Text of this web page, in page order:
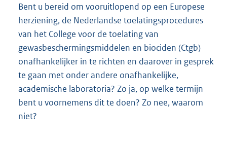
Bent u bereid om vooruitlopend op een Europese
herziening, de Nederlandse toelatingsprocedures
van het College voor de toelating van
gewasbeschermingsmiddelen en biociden (Ctgb)
onafhankelijker in te richten en daarover in gesprek
te gaan met onder andere onafhankelijke,
academische laboratoria? Zo ja, op welke termijn
bent u voornemens dit te doen? Zo nee, waarom
niet?